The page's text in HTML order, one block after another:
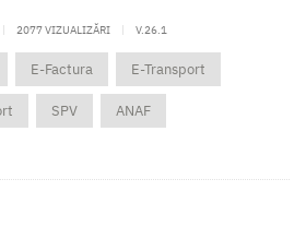
| 2077 VIZUALIZĂRI | V.26.1
E-Factura E-Transport
SPV ANAF